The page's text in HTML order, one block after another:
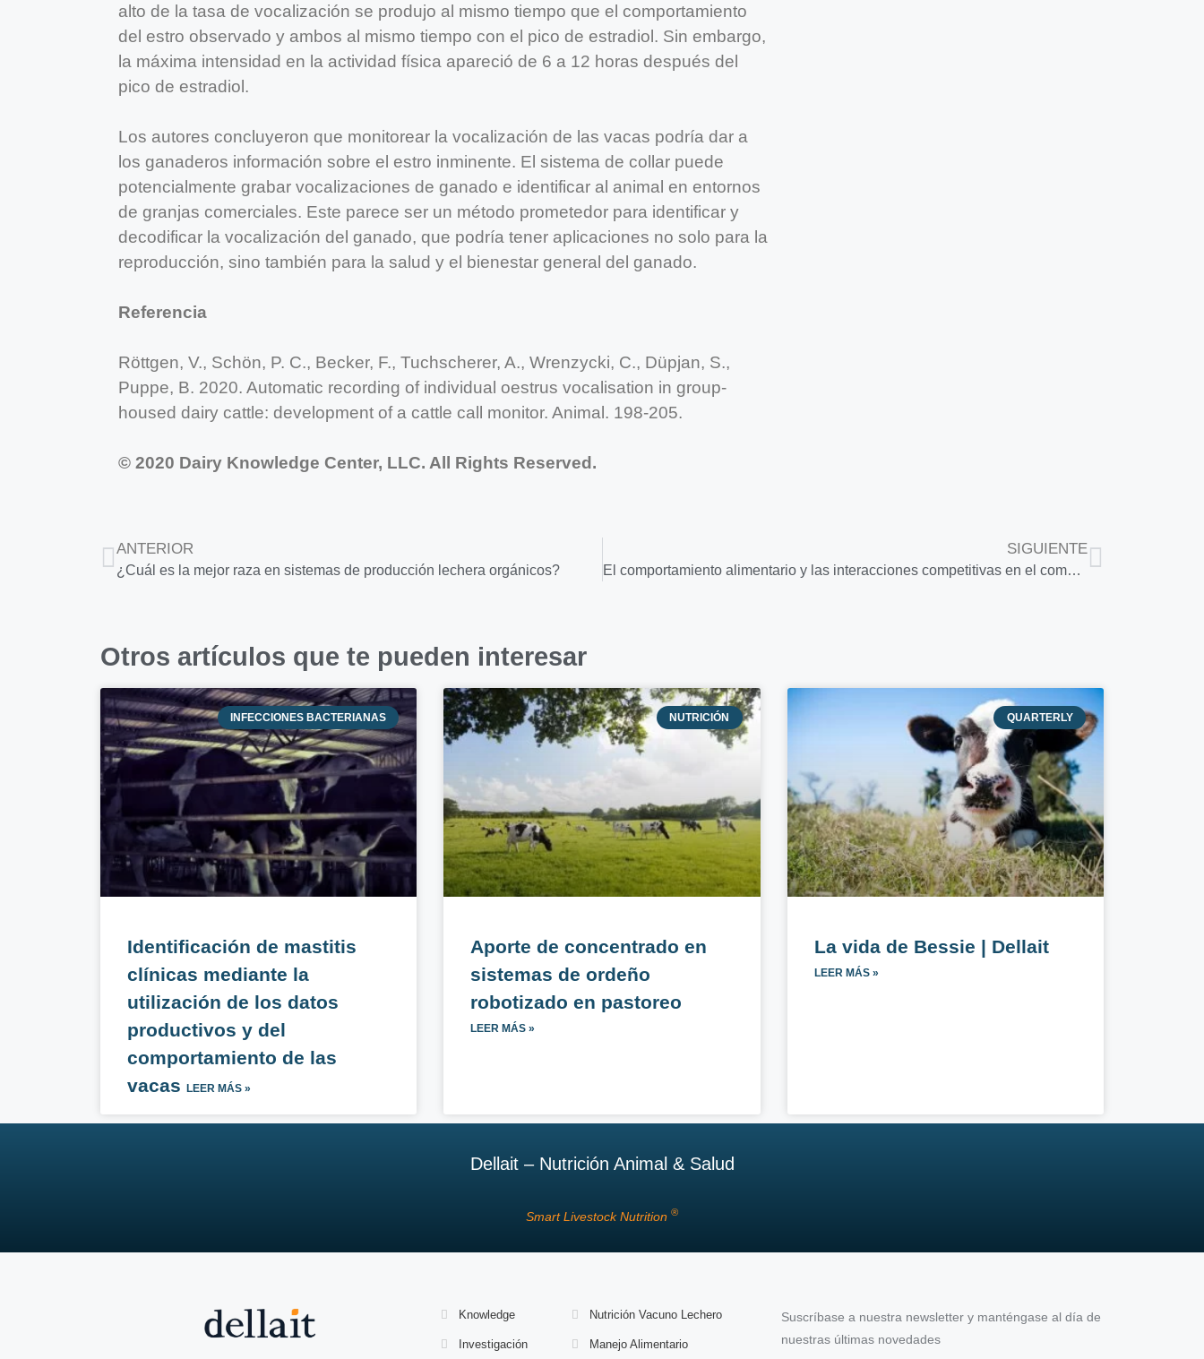
alto de la tasa de vocalización se produjo al mismo tiempo que el comportamiento
del estro observado y ambos al mismo tiempo con el pico de estradiol. Sin embargo,
la máxima intensidad en la actividad física apareció de 6 a 12 horas después del
pico de estradiol.
Los autores concluyeron que monitorear la vocalización de las vacas podría dar a
los ganaderos información sobre el estro inminente. El sistema de collar puede
potencialmente grabar vocalizaciones de ganado e identificar al animal en entornos
de granjas comerciales. Este parece ser un método prometedor para identificar y
decodificar la vocalización del ganado, que podría tener aplicaciones no solo para la
reproducción, sino también para la salud y el bienestar general del ganado.
Referencia
Röttgen, V., Schön, P. C., Becker, F., Tuchscherer, A., Wrenzycki, C., Düpjan, S.,
Puppe, B. 2020. Automatic recording of individual oestrus vocalisation in group-
housed dairy cattle: development of a cattle call monitor. Animal. 198-205.
© 2020 Dairy Knowledge Center, LLC. All Rights Reserved.
ANTERIOR
¿Cuál es la mejor raza en sistemas de producción lechera orgánicos?
SIGUIENTE
El comportamiento alimentario y las interacciones competitivas en el comedero afectan a la incidencia de cetosis
Otros artículos que te pueden interesar
INFECCIONES BACTERIANAS
Identificación de mastitis
clínicas mediante la
utilización de los datos
productivos y del
comportamiento de las
vacas LEER MÁS »
NUTRICIÓN
Aporte de concentrado en
sistemas de ordeño
robotizado en pastoreo
LEER MÁS »
QUARTERLY
La vida de Bessie | Dellait
LEER MÁS »
Dellait – Nutrición Animal & Salud
Smart Livestock Nutrition ®
Knowledge
Investigación
Nutrición Vacuno Lechero
Manejo Alimentario
Suscríbase a nuestra newsletter y manténgase al día de
nuestras últimas novedades